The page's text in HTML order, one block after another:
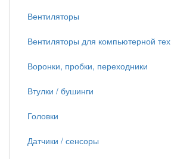
Вентиляторы
Вентиляторы для компьютерной тех
Воронки, пробки, переходники
Втулки / бушинги
Головки
Датчики / сенсоры